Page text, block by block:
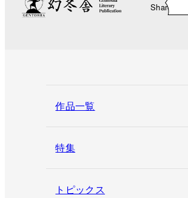
Share
作品一覧
特集
トピックス